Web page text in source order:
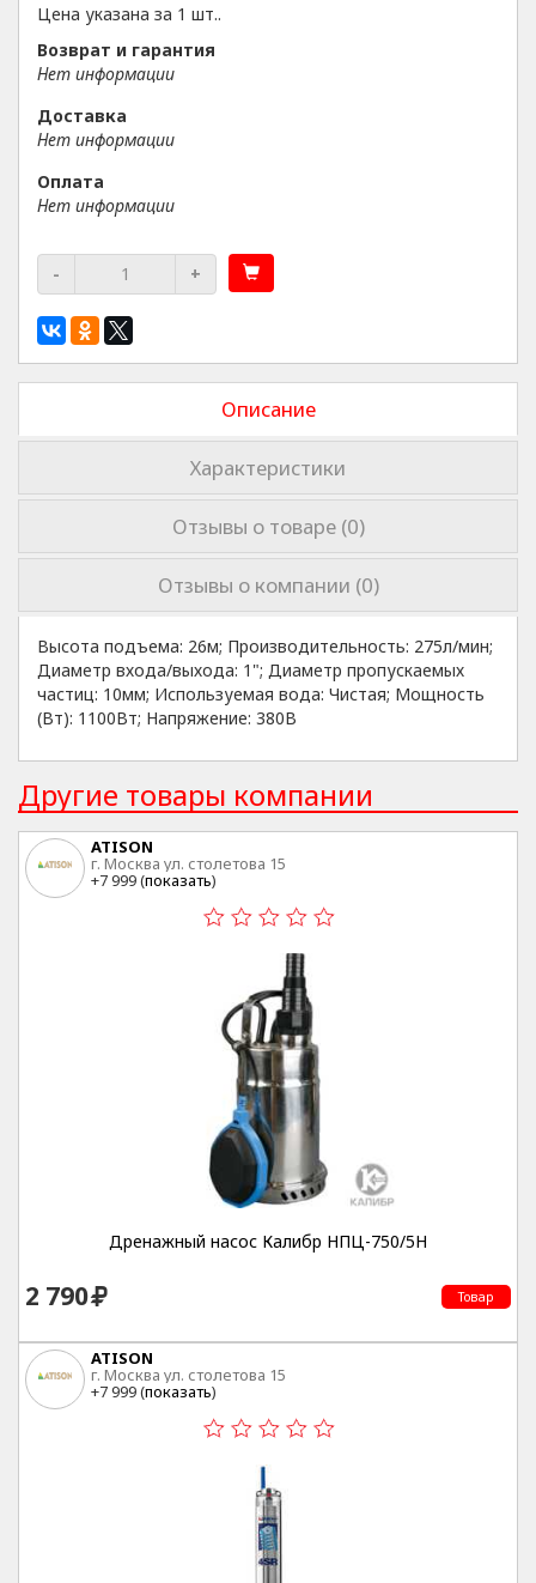
Цена указана за 1 шт..
Возврат и гарантия
Нет информации
Доставка
Нет информации
Оплата
Нет информации
- +
Описание
Характеристики
Отзывы о товаре (0)
Отзывы о компании (0)
Высота подъема: 26м; Производительность: 275л/мин;
Диаметр входа/выхода: 1"; Диаметр пропускаемых
частиц: 10мм; Используемая вода: Чистая; Мощность
(Вт): 1100Вт; Напряжение: 380В
Другие товары компании
ATISON
г. Москва ул. столетова 15
+7 999 (показать)
Дренажный насос Калибр НПЦ-750/5Н
2 790 Товар
ATISON
г. Москва ул. столетова 15
+7 999 (показать)